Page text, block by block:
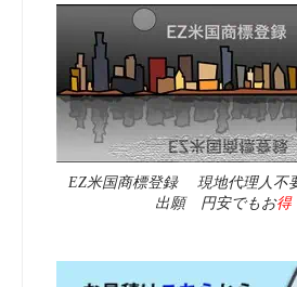
EZ米国商標登録 現地代理人不
出願 円安でもお得